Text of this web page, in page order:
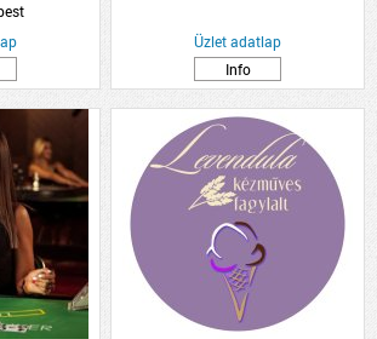
Üzlet adatlap
Info